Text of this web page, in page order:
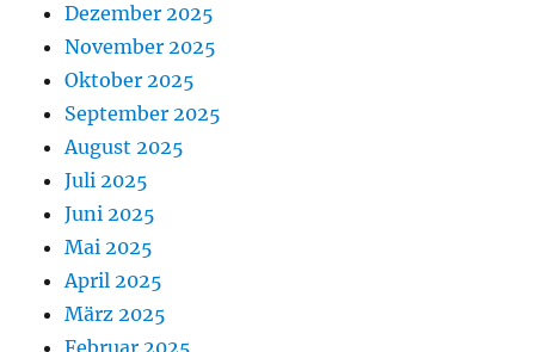
Dezember 2025
November 2025
Oktober 2025
September 2025
August 2025
Juli 2025
Juni 2025
Mai 2025
April 2025
März 2025